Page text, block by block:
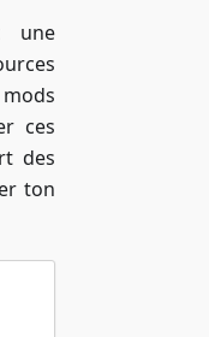
une
ces
des
ton